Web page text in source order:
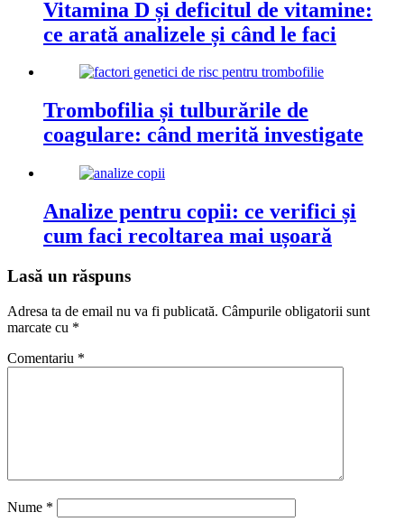
Vitamina D și deficitul de vitamine:
ce arată analizele și când le faci
Trombofilia și tulburările de
coagulare: când merită investigate
Analize pentru copii: ce verifici și
cum faci recoltarea mai ușoară
Lasă un răspuns
Adresa ta de email nu va fi publicată. Câmpurile obligatorii sunt
marcate cu *
Comentariu *
Nume *